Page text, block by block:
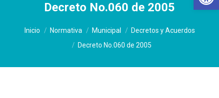
Decreto No.060 de 2005
Inicio Normativa Municipal
Decretos y Acuerdos
Decreto No.060 de 2005